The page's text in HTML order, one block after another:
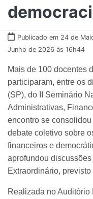
Publicado em 24 de
Junho de 2026 às 16h44
Mais de 100 docentes
participaram, entre os
(SP), do II Seminário
Administrativas,
encontro se
debate coletivo sobre
financeiros e
aprofundou
Extraordinário,
Realizada no Auditório